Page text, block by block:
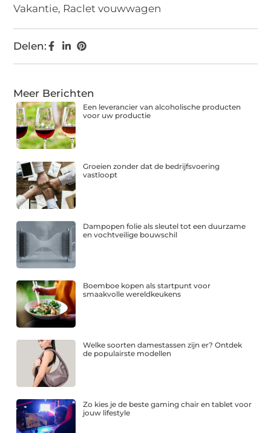
Vakantie, Raclet vouwwagen
Delen:
Meer Berichten
Een leverancier van alcoholische producten
voor uw productie
Groeien zonder dat de bedrijfsvoering
vastloopt
Dampopen folie als sleutel tot een duurzame
en vochtveilige bouwschil
Boemboe kopen als startpunt voor
smaakvolle wereldkeukens
Welke soorten damestassen zijn er? Ontdek
de populairste modellen
Zo kies je de beste gaming chair en tablet voor
jouw lifestyle